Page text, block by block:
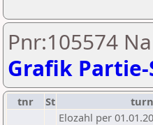
Pnr:105574
Grafik
tnr St
Elozahl per